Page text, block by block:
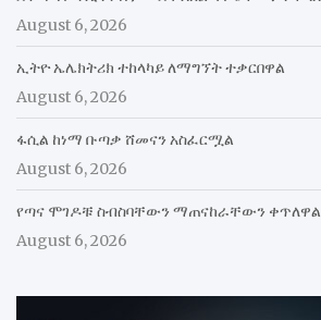
August 6, 2026
ኢትዮ ኤሌክትሪክ ተከላካይ ለማግኘት ተቃርበዋል
August 6, 2026
ፋሲል ከነማ ቡጣቃ ሸመናን አስፈርሟል
August 6, 2026
የጣና ሞገዶቹ ስብስባቸውን ማጠናከራቸውን ቀጥለዋል
August 6, 2026